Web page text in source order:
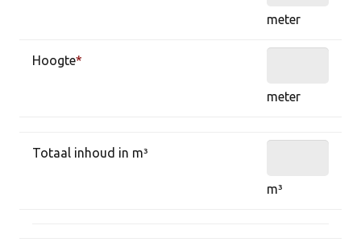
meter
Hoogte*
meter
Totaal inhoud in m³
m³